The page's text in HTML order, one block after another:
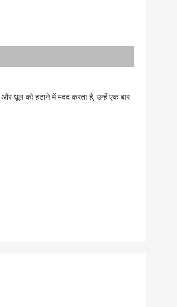
धूल को हटाने में मदद करता है, उन्हें एक बार